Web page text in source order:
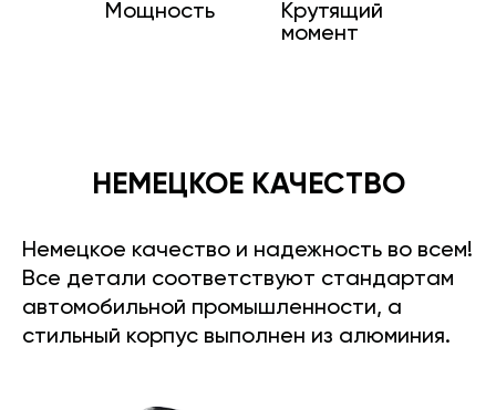
Мощность
Крутящий
момент
НЕМЕЦКОЕ КАЧЕСТВО
Немецкое качество и надежность во всем!
Все детали соответствуют стандартам
автомобильной промышленности, а
стильный корпус выполнен из алюминия.